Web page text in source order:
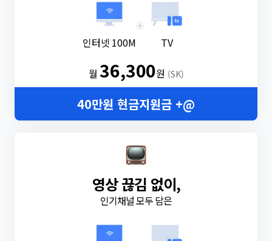
인터넷 100M
+
TV
월36,300원 (SK)
40만원 현금지원금 +@
영상 끊김 없이,
인기채널 모두 담은